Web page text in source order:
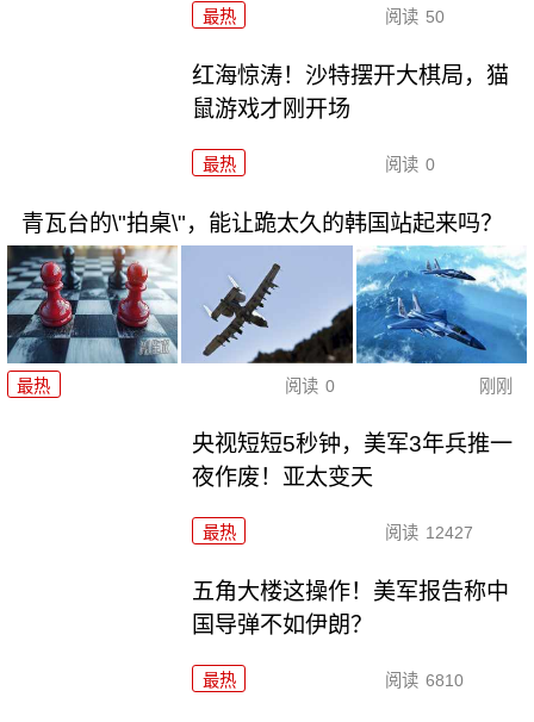
最热 阅读 50
红海惊涛！沙特摆开大棋局，猫
鼠游戏才刚开场
最热 阅读 0
青瓦台的\"拍桌\"，能让跪太久的韩国站起来吗？
最热 阅读 0 刚刚
央视短短5秒钟，美军3年兵推一
夜作废！亚太变天
最热 阅读 12427
五角大楼这操作！美军报告称中
国导弹不如伊朗？
最热 阅读 6810